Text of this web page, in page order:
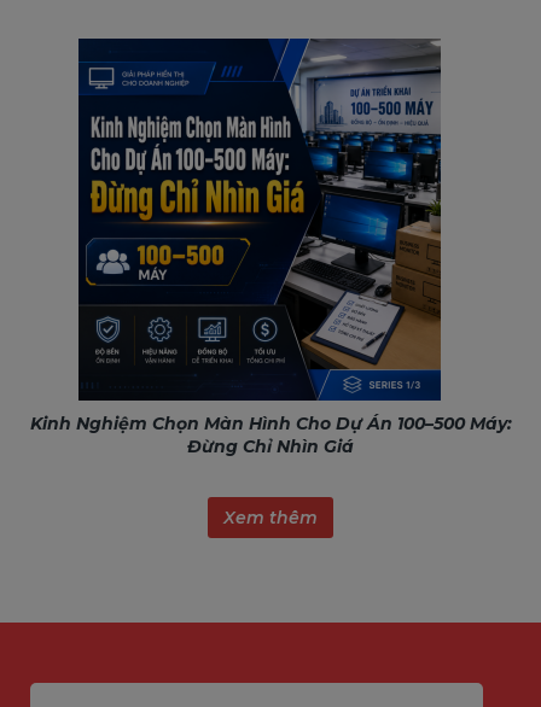
Kinh Nghiệm Chọn Màn Hình Cho Dự Án 100–500 Máy:
Đừng Chỉ Nhìn Giá
Xem thêm